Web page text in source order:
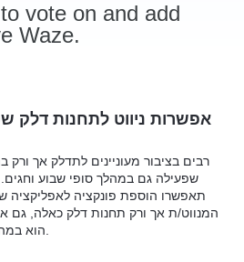
vote on and add
Waze.
אפשרות ניווט לתחנות דלק
רבים בציבור מעוניינים לתדלק אך ורק
שפעילה גם במהלך סופי שבוע
תאפשרו הוספת פונקציה לאפליקציה
המנווט/ת אך ורק תחנות דלק כאלה, גם